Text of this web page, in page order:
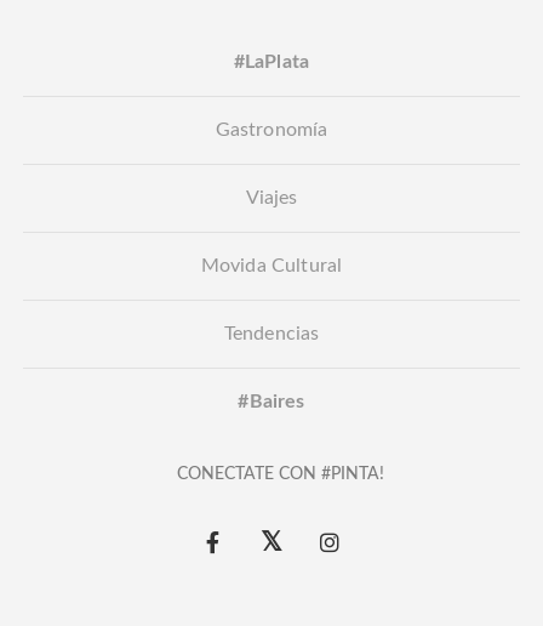
#LaPlata
Gastronomía
Viajes
Movida Cultural
Tendencias
#Baires
CONECTATE CON #PINTA!